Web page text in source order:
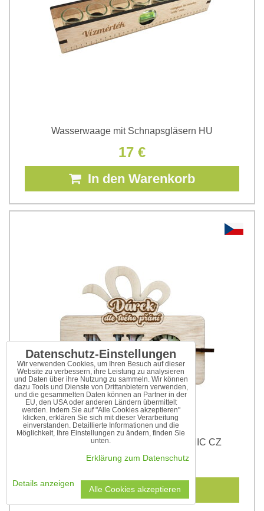
Wasserwaage mit Schnapsgläsern HU
17 €
In den Warenkorb
Holzverpackung für Geldgeschenk NIC CZ
8,70 €
In den Warenkorb
Datenschutz-Einstellungen
Wir verwenden Cookies, um Ihren Besuch auf dieser
Website zu verbessern, ihre Leistung zu analysieren
und Daten über ihre Nutzung zu sammeln. Wir können
dazu Tools und Dienste von Drittanbietern verwenden,
und die gesammelten Daten können an Partner in der
EU, den USA oder anderen Ländern übermittelt
werden. Indem Sie auf "Alle Cookies akzeptieren"
klicken, erklären Sie sich mit dieser Verarbeitung
einverstanden. Detaillierte Informationen und die
Möglichkeit, Ihre Einstellungen zu ändern, finden Sie
unten.
Erklärung zum Datenschutz
Details anzeigen
Alle Cookies akzeptieren